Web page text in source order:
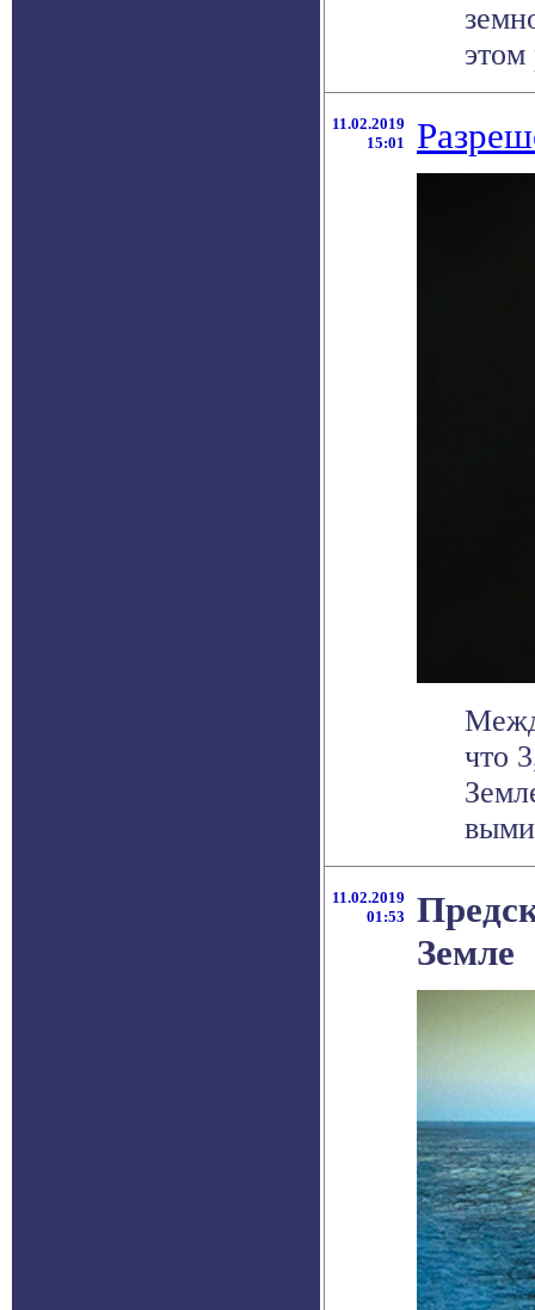
этом
11.02.2019
15:01
что
11.02.2019
01:53
Земле